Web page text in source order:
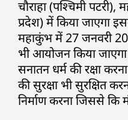
चौराहा (पश्चिमी पटरी),
प्रदेश) में किया जाएगा
महाकुंभ में 27 जनवरी
भी आयोजन किया
सनातन धर्म की रक्षा
की सुरक्षा भी सुरक्षित
निर्माण करना जिससे कि